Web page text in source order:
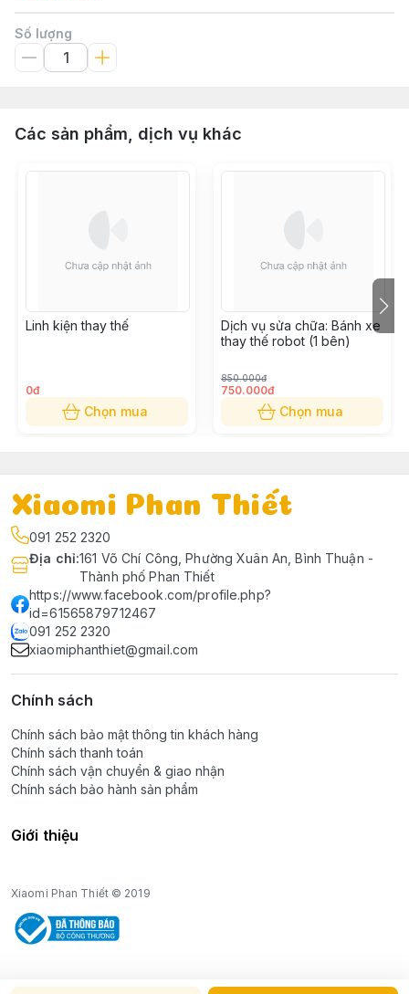
Số lượng
Các sản phẩm, dịch vụ khác
Linh kiện thay thế
0đ
Chọn mua
Dịch vụ sửa chữa: Bánh xe
thay thế robot (1 bên)
850.000đ
750.000đ
Chọn mua
Xiaomi Phan Thiết
091 252 2320
Địa chỉ:161 Võ Chí Công, Phường Xuân An, Bình Thuận -
Thành phố Phan Thiết
https://www.facebook.com/profile.php?
id=61565879712467
091 252 2320
xiaomiphanthiet@gmail.com
Chính sách
Chính sách bảo mật thông tin khách hàng
Chính sách thanh toán
Chính sách vận chuyển & giao nhận
Chính sách bảo hành sản phẩm
Giới thiệu
Xiaomi Phan Thiết © 2019